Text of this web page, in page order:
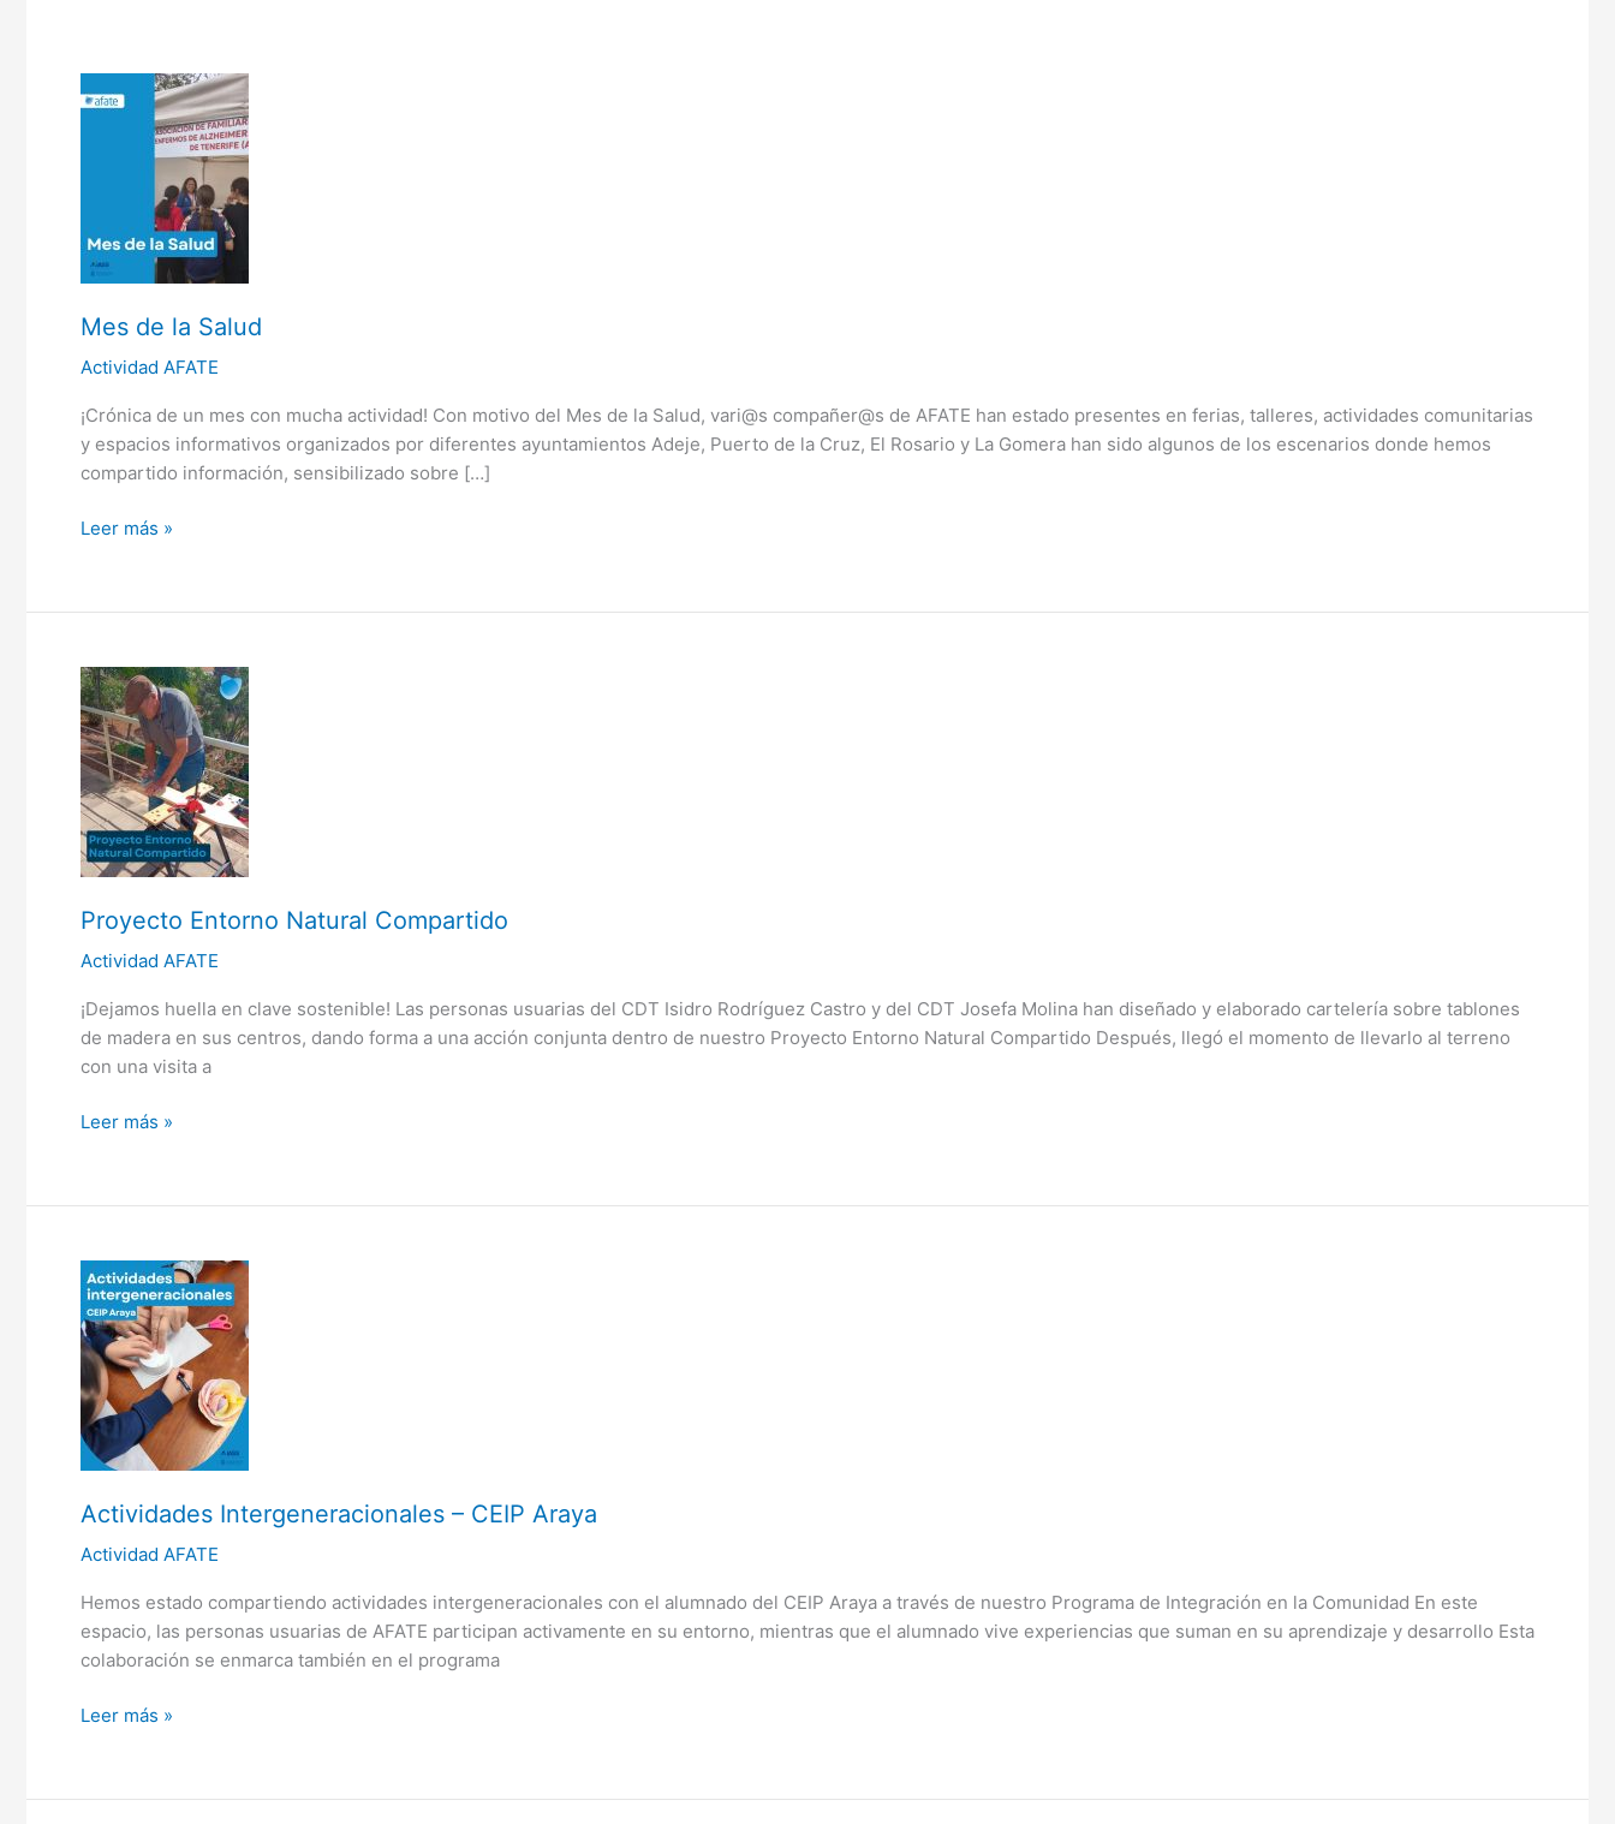
Mes de la Salud
Actividad AFATE
¡Crónica de un mes con mucha actividad! Con motivo del Mes de la Salud, vari@s compañer@s de AFATE han estado presentes en ferias, talleres, actividades comunitarias
y espacios informativos organizados por diferentes ayuntamientos Adeje, Puerto de la Cruz, El Rosario y La Gomera han sido algunos de los escenarios donde hemos
compartido información, sensibilizado sobre […]
de
Leer más »
Proyecto Entorno Natural Compartido
Actividad AFATE
¡Dejamos huella en clave sostenible! Las personas usuarias del CDT Isidro Rodríguez Castro y del CDT Josefa Molina han diseñado y elaborado cartelería sobre tablones
de madera en sus centros, dando forma a una acción conjunta dentro de nuestro Proyecto Entorno Natural Compartido Después, llegó el momento de llevarlo al terreno
con una visita a
Proyecto
Entorno
Natural
Compartido
Leer más »
Actividades Intergeneracionales – CEIP Araya
Actividad AFATE
Hemos estado compartiendo actividades intergeneracionales con el alumnado del CEIP Araya a través de nuestro Programa de Integración en la Comunidad En este
espacio, las personas usuarias de AFATE participan activamente en su entorno, mientras que el alumnado vive experiencias que suman en su aprendizaje y desarrollo Esta
colaboración se enmarca también en el programa
Actividades
Intergeneracionales
–
CEIP
Araya
Leer más »